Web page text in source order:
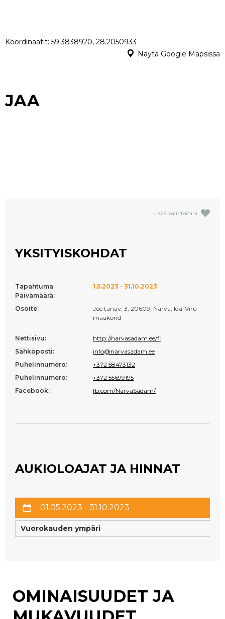
Koordinaatit: 59.3838920, 28.2050933
Näytä Google Mapsissa
JAA
Lisää valintoihini
YKSITYISKOHDAT
Tapahtuma
Päivämäärä:
1.5.2023 - 31.10.2023
Osoite:
Jõe tänav, 3, 20609, Narva, Ida-Viru
maakond
Nettisivu:
http://narvasadam.ee/fi
Sähköposti:
info@narvasadam.ee
Puhelinnumero:
+372 58473132
Puhelinnumero:
+372 55699195
Facebook:
fb.com/NarvaSadam/
AUKIOLOAJAT JA HINNAT
01.05.2023 - 31.10.2023
Vuorokauden ympäri
OMINAISUUDET JA